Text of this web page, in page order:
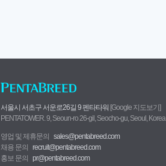
서울시 서초구 서운로26길 9 펜타타워 [Google 지도보기]
PENTATOWER. 9, Seoun-ro 26-gil, Seocho-gu, Seoul, Korea
영업 및 제휴문의
sales@pentabreed.com
채용 문의
recruit@pentabreed.com
홍보 문의
pr@pentabreed.com